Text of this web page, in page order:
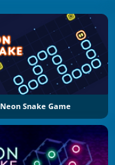
Neon Snake Game